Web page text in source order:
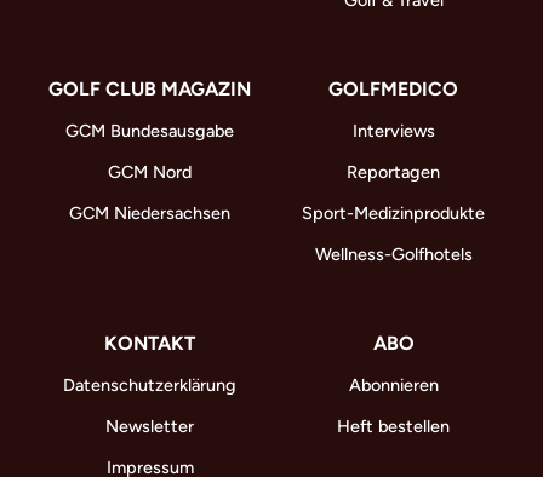
GOLF CLUB MAGAZIN
GCM Bundesausgabe
GCM Nord
GCM Niedersachsen
GOLFMEDICO
Interviews
Reportagen
Sport-Medizinprodukte
Wellness-Golfhotels
KONTAKT
Datenschutzerklärung
Newsletter
Impressum
ABO
Abonnieren
Heft bestellen